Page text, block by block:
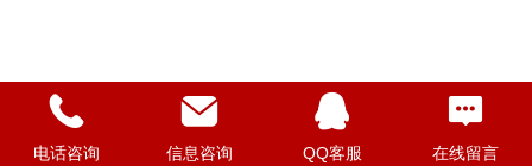
电话咨询 信息咨询 QQ客服 在线留言